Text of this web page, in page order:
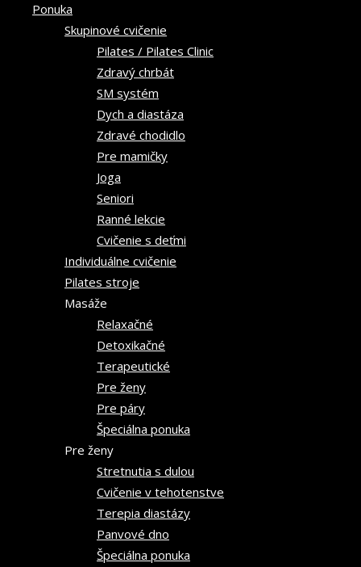
Ponuka
Skupinové cvičenie
Pilates / Pilates Clinic
Zdravý chrbát
SM systém
Dych a diastáza
Zdravé chodidlo
Pre mamičky
Joga
Seniori
Ranné lekcie
Cvičenie s deťmi
Individuálne cvičenie
Pilates stroje
Masáže
Relaxačné
Detoxikačné
Terapeutické
Pre ženy
Pre páry
Špeciálna ponuka
Pre ženy
Stretnutia s dulou
Cvičenie v tehotenstve
Terepia diastázy
Panvové dno
Špeciálna ponuka